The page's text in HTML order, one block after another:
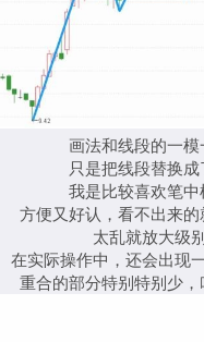
画法和线段的一模
只是把线段替换成
我是比较喜欢笔中
方便又好认，看不出来的
太乱就放大级别
在实际操作中，还会出现
重合的部分特别特别少，